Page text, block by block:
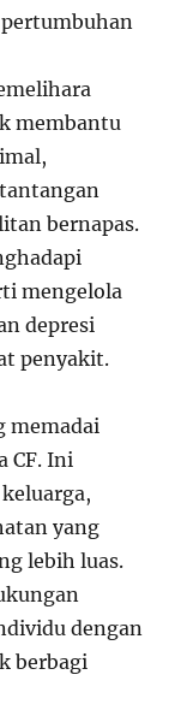
membantu
bernapas.
mengelola
depresi
penyakit.
memadai
CF. Ini
yang
lebih luas.
dengan
berbagi